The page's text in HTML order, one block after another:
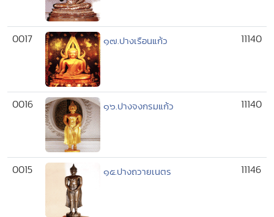
0017 ๑๗.ปางเรือนแก้ว 11140
0016 ๑๖.ปางจงกรมแก้ว 11140
0015 ๑๕.ปางถวายเนตร 11146